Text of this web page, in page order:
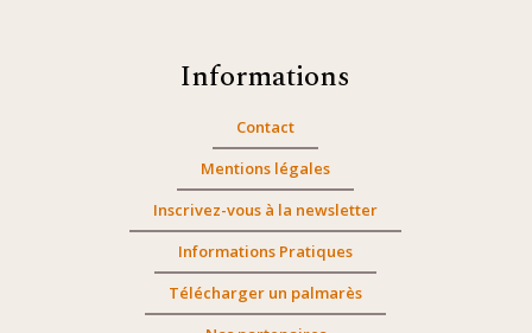
Informations
Contact
Mentions légales
Inscrivez-vous à la newsletter
Informations Pratiques
Télécharger un palmarès